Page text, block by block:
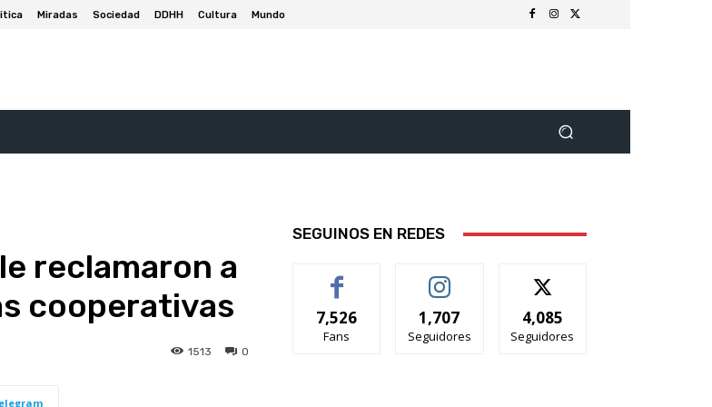
Miradas Sociedad DDHH Cultura Mundo
reclamaron a
cooperativas
0
1513
SEGUINOS EN REDES
7,526
Fans
1,707
Seguidores
4,085
Seguidores